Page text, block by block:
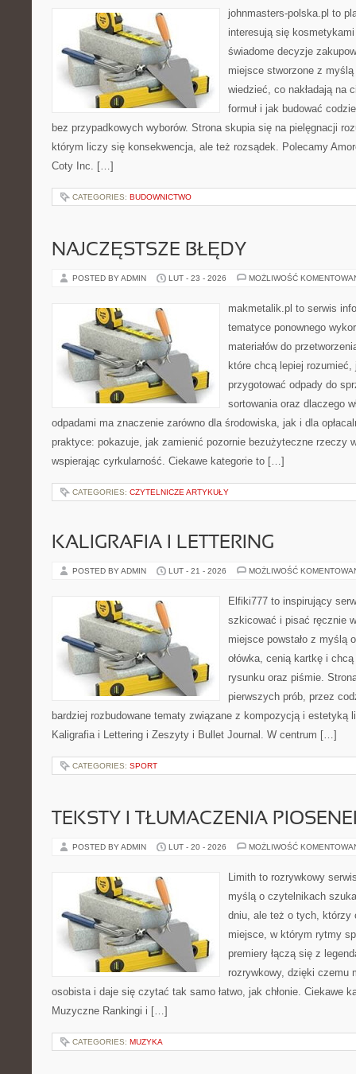
johnmasters-polska.pl to
interesują się
świadome decyzje
miejsce stworzone z
wiedzieć, co nakładają na
formuł i jak budować
bez przypadkowych wyborów. Strona skupia się na pielęgnacji
którym liczy się konsekwencja, ale też rozsądek. Polecamy
Coty Inc. […]
CATEGORIES: BUDOWNICTWO
NAJCZĘSTSZE BŁĘDY
POSTED BY ADMIN LUT - 23 - 2026 MOŻLIWOŚĆ
makmetalik.pl to serwis
tematyce ponownego
materiałów do
które chcą lepiej
przygotować odpady do
sortowania oraz dlaczego
odpadami ma znaczenie zarówno dla środowiska, jak i dla
praktyce: pokazuje, jak zamienić pozornie bezużyteczne rzeczy
wspierając cyrkularność. Ciekawe kategorie to […]
CATEGORIES: CZYTELNICZE ARTYKUŁY
KALIGRAFIA I LETTERING
POSTED BY ADMIN LUT - 21 - 2026 MOŻLIWOŚĆ
Elfiki777 to inspirujący
szkicować i pisać ręcznie
miejsce powstało z myślą
ołówka, cenią kartkę i
rysunku oraz piśmie.
pierwszych prób, przez
bardziej rozbudowane tematy związane z kompozycją i estetyką
Kaligrafia i Lettering i Zeszyty i Bullet Journal. W centrum […]
CATEGORIES: SPORT
TEKSTY I TŁUMACZENIA
POSTED BY ADMIN LUT - 20 - 2026 MOŻLIWOŚĆ
Limith to rozrywkowy
myślą o czytelnikach
dniu, ale też o tych, którzy
miejsce, w którym rytmy
premiery łączą się z
rozrywkowy, dzięki czemu
osobista i daje się czytać tak samo łatwo, jak chłonie. Ciekawe
Muzyczne Rankingi i […]
CATEGORIES: MUZYKA